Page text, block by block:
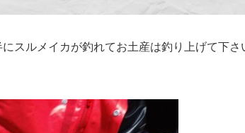
スルメイカが釣れてお土産は釣り上げて下さ